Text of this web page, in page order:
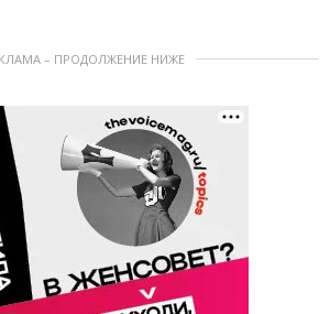
– ПРОДОЛЖЕНИЕ НИЖЕ